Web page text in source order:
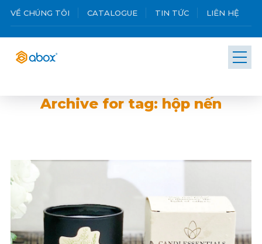
VỀ CHÚNG TÔI CATALOGUE TIN TỨC LIÊN HỆ
Archive for tag: hộp nến